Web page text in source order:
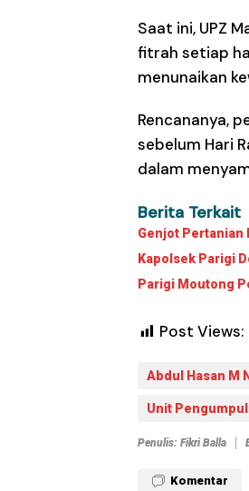
Saat ini, UPZ
fitrah setiap
menunaikan
Rencananya,
sebelum Hari
dalam
Berita Terkait
Genjot Pertanian
Kapolsek Parigi
Parigi Moutong
Post Views:
Abdul Hasan M
Unit
Penulis: Fikri Balla
Komentar